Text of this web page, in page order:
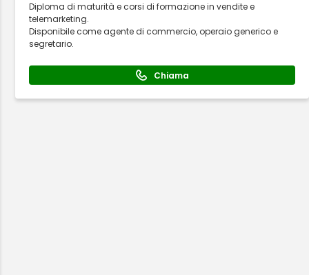
Diploma di maturità e corsi di formazione in vendite e
telemarketing.
Disponibile come agente di commercio, operaio generico e
segretario.
Chiama